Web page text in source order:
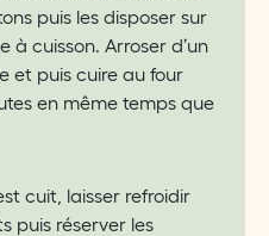
puis les disposer sur
à cuisson. Arroser d’un
et puis cuire au four
en même temps que
cuit, laisser refroidir
puis réserver les